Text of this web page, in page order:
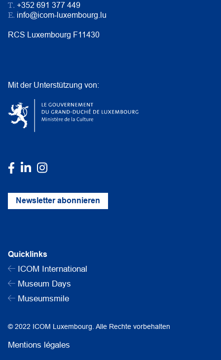
T. +352 691 377 449
E. info@icom-luxembourg.lu
RCS Luxembourg F11430
Mit der Unterstützung von:
Newsletter abonnieren
Quicklinks
ICOM International
Museum Days
Museumsmile
© 2022 ICOM Luxembourg. Alle Rechte vorbehalten
Mentions légales